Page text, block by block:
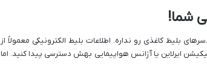
بلیط کاغذی رو نداره. اطلاعات بلیط الکترونیکی معمولاً از
ایرلاین یا آژانس هواپیمایی بهش دسترسی پیدا کنید. اما